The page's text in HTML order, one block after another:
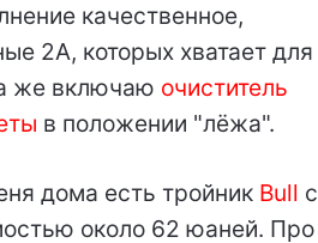
качественное,
2А, которых хватает для
же включаю очиститель
в положении "лёжа".
дома есть тройник Bull с
около 62 юаней. Про